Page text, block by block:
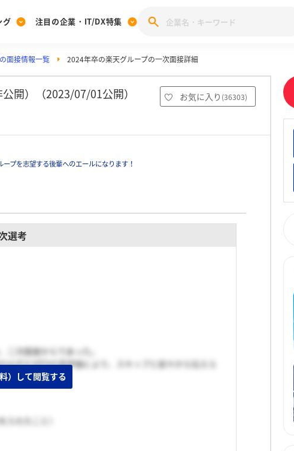
[27卒] 本選考体験記投稿キャンペーン
グ
みんなのDX企業就職ブランド調査
みんなの新卒就職人
注目の企業・IT/DX特集
28卒 IT・DX現場社
面接情報一覧 2024年卒の楽天グループの一次面接詳細
開）（2023/07/01公開） お気に入り (36303)
プを志望する後輩へのエールになります！
選考
二次面接からであった。
はずだがESの高評価により、スキップと前々から伝えら
入れたこと）